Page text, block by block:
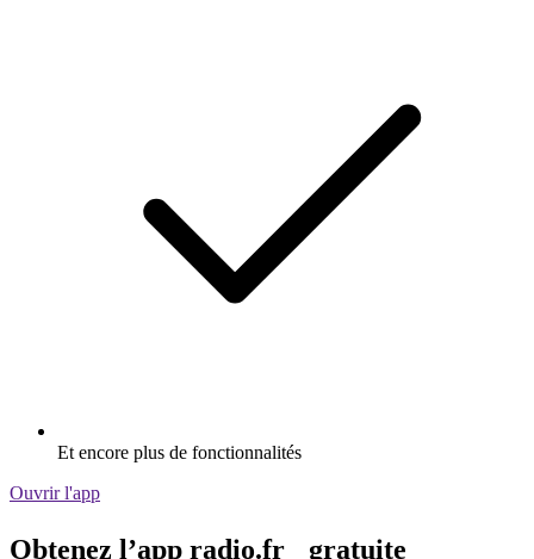
Et encore plus de fonctionnalités
Ouvrir l'app
Obtenez l’app radio.fr gratuite